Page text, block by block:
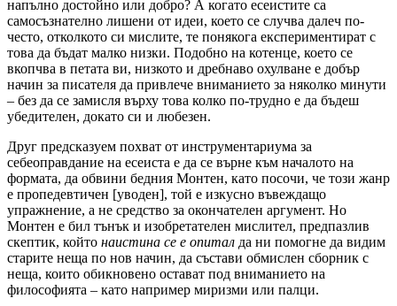
напълно достойно или добро? А когато есеистите са
самосъзнателно лишени от идеи, което се случва далеч по-
често, отколкото си мислите, те понякога експериментират с
това да бъдат малко низки. Подобно на котенце, което се
вкопчва в петата ви, низкото и дребнаво охулване е добър
начин за писателя да привлече вниманието за няколко минути
– без да се замисля върху това колко по-трудно е да бъдеш
убедителен, докато си и любезен.
Друг предсказуем похват от инструментариума за
себеоправдание на есеиста е да се върне към началото на
формата, да обвини бедния Монтен, като посочи, че този жанр
е пропедевтичен [уводен], той е изкусно въвеждащо
упражнение, а не средство за окончателен аргумент. Но
Монтен е бил тънък и изобретателен мислител, предпазлив
скептик, който наистина се е опитал да ни помогне да видим
старите неща по нов начин, да състави обмислен сборник с
неща, които обикновено остават под вниманието на
философията – като например миризми или палци.